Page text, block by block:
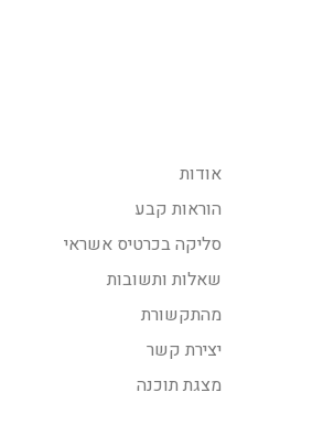
אודות
הוראות קבע
סליקה בכרטיס אשראי
שאלות ותשובות
מהתקשורת
יצירת קשר
מצגת תוכנה